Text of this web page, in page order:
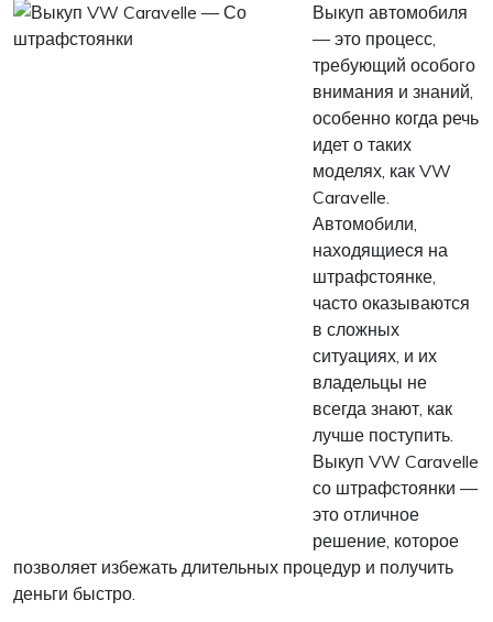
Выкуп автомобиля
— это процесс,
требующий особого
внимания и знаний,
особенно когда речь
идет о таких
моделях, как VW
Caravelle.
Автомобили,
находящиеся на
штрафстоянке,
часто оказываются
в сложных
ситуациях, и их
владельцы не
всегда знают, как
лучше поступить.
Выкуп VW Caravelle
со штрафстоянки —
это отличное
решение, которое
позволяет избежать длительных процедур и получить
деньги быстро.